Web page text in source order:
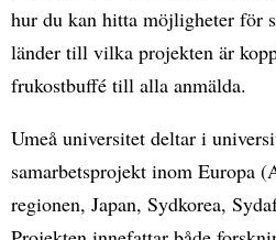
hur du kan hitta möjligheter för
länder till vilka projekten är
frukostbuffé till alla anmälda.
Umeå universitet deltar i
samarbetsprojekt inom Europa
regionen, Japan, Sydkorea,